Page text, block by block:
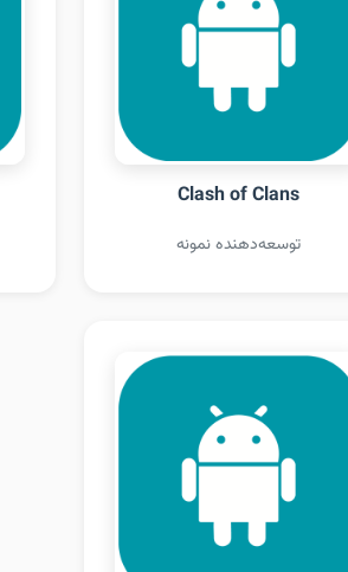
Clash of Clans
توسعه‌دهنده نمونه